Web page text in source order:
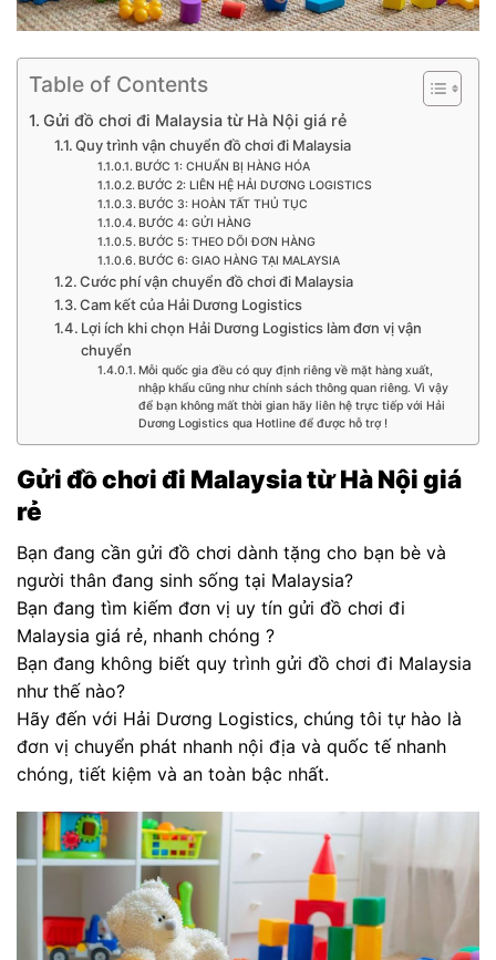
Table of Contents
Gửi đồ chơi đi Malaysia từ Hà Nội giá rẻ
Quy trình vận chuyển đồ chơi đi Malaysia
BƯỚC 1: CHUẨN BỊ HÀNG HÓA
BƯỚC 2: LIÊN HỆ HẢI DƯƠNG LOGISTICS
BƯỚC 3: HOÀN TẤT THỦ TỤC
BƯỚC 4: GỬI HÀNG
BƯỚC 5: THEO DÕI ĐƠN HÀNG
BƯỚC 6: GIAO HÀNG TẠI MALAYSIA
Cước phí vận chuyển đồ chơi đi Malaysia
Cam kết của Hải Dương Logistics
Lợi ích khi chọn Hải Dương Logistics làm đơn vị vận
chuyển
Mỗi quốc gia đều có quy định riêng về mặt hàng xuất,
nhập khẩu cũng như chính sách thông quan riêng. Vì vậy
để bạn không mất thời gian hãy liên hệ trực tiếp với Hải
Dương Logistics qua Hotline để được hỗ trợ !
Gửi đồ chơi đi Malaysia từ Hà Nội giá
rẻ
Bạn đang cần gửi đồ chơi dành tặng cho bạn bè và
người thân đang sinh sống tại Malaysia?
Bạn đang tìm kiếm đơn vị uy tín gửi đồ chơi đi
Malaysia giá rẻ, nhanh chóng ?
Bạn đang không biết quy trình gửi đồ chơi đi Malaysia
như thế nào?
Hãy đến với Hải Dương Logistics, chúng tôi tự hào là
đơn vị chuyển phát nhanh nội địa và quốc tế nhanh
chóng, tiết kiệm và an toàn bậc nhất.